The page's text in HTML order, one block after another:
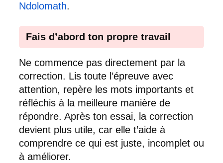
Ndolomath.
Fais d’abord ton propre travail
Ne commence pas directement par la
correction. Lis toute l’épreuve avec
attention, repère les mots importants et
réfléchis à la meilleure manière de
répondre. Après ton essai, la correction
devient plus utile, car elle t’aide à
comprendre ce qui est juste, incomplet ou
à améliorer.